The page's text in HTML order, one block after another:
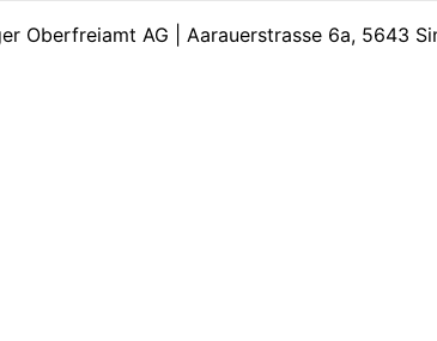
Oberfreiamt AG | Aarauerstrasse 6a, 5643